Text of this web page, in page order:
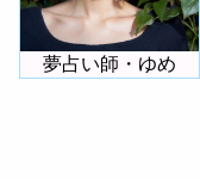
夢占い師・ゆめ